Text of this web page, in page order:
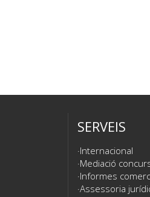
SERVEIS
Internacional
Mediació
Informes
Assessoria